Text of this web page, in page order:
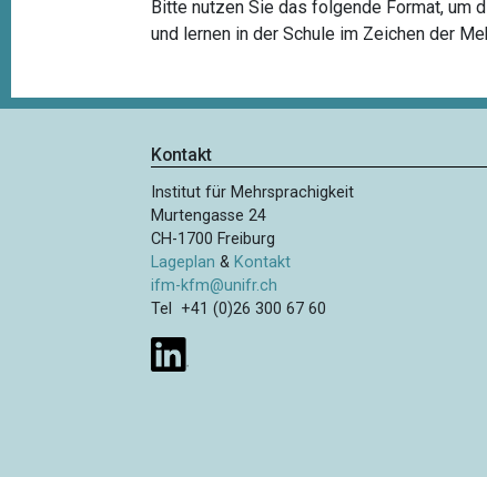
Bitte nutzen Sie das folgende Format, um
und lernen in der Schule im Zeichen der
Kontakt
Institut für Mehrsprachigkeit
Murtengasse 24
CH-1700 Freiburg
Lageplan & Kontakt
ifm-kfm@unifr.ch
Tel +41 (0)26 300 67 60